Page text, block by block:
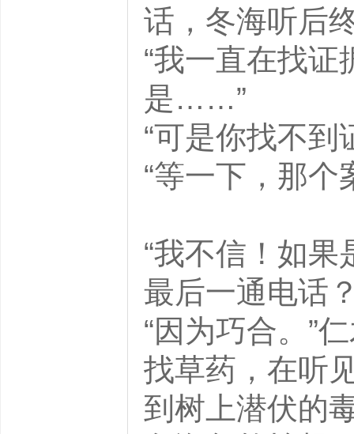
话，冬海听
“我一直在找
是……”
“可是你找不
“等一下，那个
“我不信！如
最后一通电
“因为巧合。”
找草药，在听
到树上潜伏